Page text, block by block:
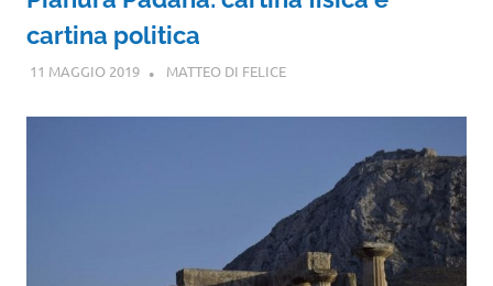
cartina politica
11 MAGGIO 2019 MATTEO DI FELICE